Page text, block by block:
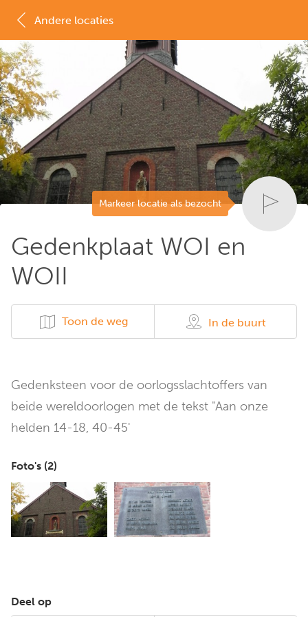
Markeer locatie als bezocht
Gedenkplaat WOI en
WOII
Toon de weg In de buurt
Gedenksteen voor de oorlogsslachtoffers van
beide wereldoorlogen met de tekst "Aan onze
helden 14-18, 40-45'
Foto's (2)
Deel op
Andere locaties